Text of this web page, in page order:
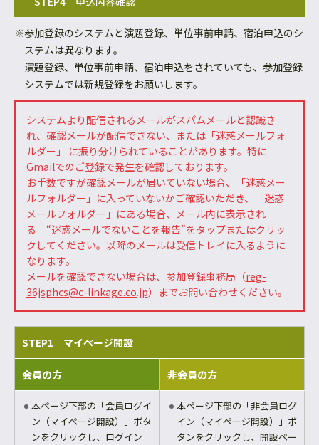
※参加登録のシステムと演題登録、単位事前申請、宿泊申込のシ
ステムは異なります。
演題登録、単位事前申請、宿泊申込をされていても、参加登録
システムでは新規登録をお願いします。
システムより配信されるメールがスパムメールと認識さ
れ、確認メールが配信できない、または「迷惑メールフォ
ルダー」 に振り分けられていることがあります。特に
Gmailでのご登録で発生を確認しております。
お手数ですが確認メールが届いていない場合、「迷惑メー
ルフォルダー」に入っていないかご確認いただき、「迷惑
メールフォルダー」にある場合、メール内に表示され
る “迷惑メールでないことを報告”をタップまたはクリッ
クしてください。以降のメールは受信トレイに入るように
なります。
メールを確認できない場合は、参加登録事務局（reg-
36jsphcs@c-linkage.co.jp）までお問い合わせください。
STEP1 マイページ開設
会員の方 非会員の方
本ページ下部の「会員ログイ
ン（マイページ開設）」ボタ
ンをクリックし、ログイン
本ページ下部の「非会員ログ
イン（マイページ開設）」ボ
タンをクリックし、開設ペー